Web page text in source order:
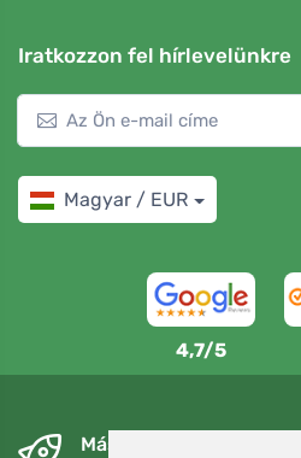
Iratkozzon fel hírlevelünkre
Magyar / EUR
4,7/5
Másnapra és ingyenesen